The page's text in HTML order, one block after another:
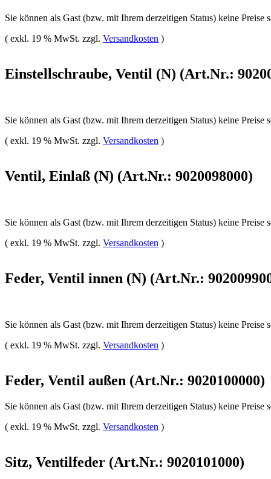
Sie können als Gast (bzw. mit Ihrem derzeitigen Status) keine Preise
( exkl. 19 % MwSt. zzgl. Versandkosten )
Einstellschraube, Ventil (N) (Art.Nr.:
Sie können als Gast (bzw. mit Ihrem derzeitigen Status) keine Preise
( exkl. 19 % MwSt. zzgl. Versandkosten )
Ventil, Einlaß (N) (Art.Nr.: 9020098000)
Sie können als Gast (bzw. mit Ihrem derzeitigen Status) keine Preise
( exkl. 19 % MwSt. zzgl. Versandkosten )
Feder, Ventil innen (N) (Art.Nr.:
Sie können als Gast (bzw. mit Ihrem derzeitigen Status) keine Preise
( exkl. 19 % MwSt. zzgl. Versandkosten )
Feder, Ventil außen (Art.Nr.: 9020100000)
Sie können als Gast (bzw. mit Ihrem derzeitigen Status) keine Preise
( exkl. 19 % MwSt. zzgl. Versandkosten )
Sitz, Ventilfeder (Art.Nr.: 9020101000)